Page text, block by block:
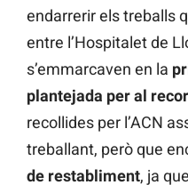
endarrerir els treballs
entre l’Hospitalet de
s’emmarcaven en la
plantejada per al
recollides per l’ACN
treballant, però que
de restabliment, ja